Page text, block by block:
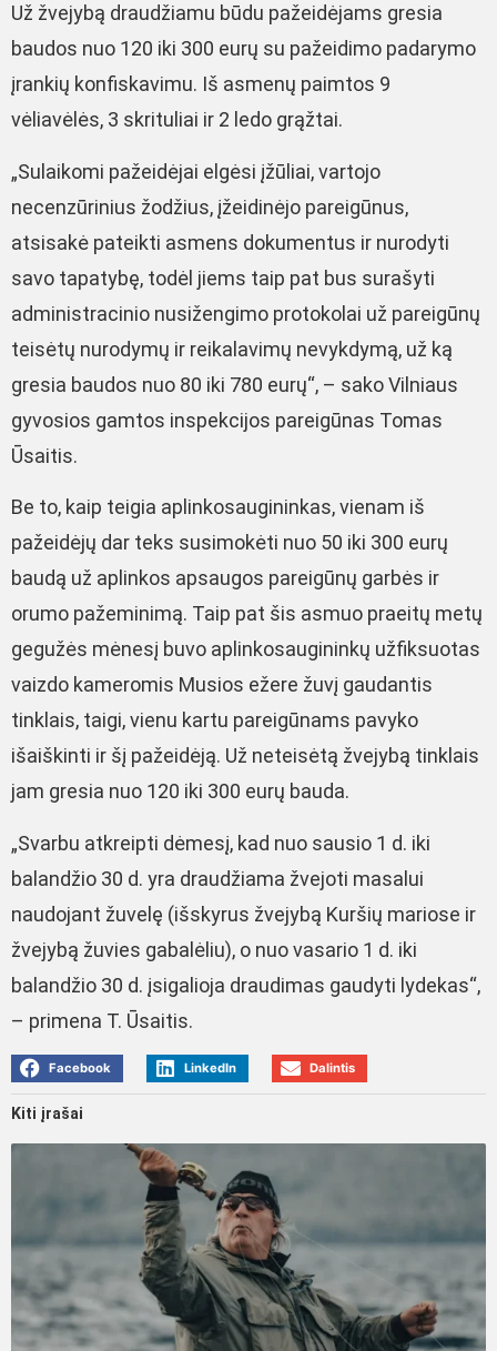
Už žvejybą draudžiamu būdu pažeidėjams gresia
baudos nuo 120 iki 300 eurų su pažeidimo padarymo
įrankių konfiskavimu. Iš asmenų paimtos 9
vėliavėlės, 3 skrituliai ir 2 ledo grąžtai.
„Sulaikomi pažeidėjai elgėsi įžūliai, vartojo
necenzūrinius žodžius, įžeidinėjo pareigūnus,
atsisakė pateikti asmens dokumentus ir nurodyti
savo tapatybę, todėl jiems taip pat bus surašyti
administracinio nusižengimo protokolai už pareigūnų
teisėtų nurodymų ir reikalavimų nevykdymą, už ką
gresia baudos nuo 80 iki 780 eurų“, – sako Vilniaus
gyvosios gamtos inspekcijos pareigūnas Tomas
Ūsaitis.
Be to, kaip teigia aplinkosaugininkas, vienam iš
pažeidėjų dar teks susimokėti nuo 50 iki 300 eurų
baudą už aplinkos apsaugos pareigūnų garbės ir
orumo pažeminimą. Taip pat šis asmuo praeitų metų
gegužės mėnesį buvo aplinkosaugininkų užfiksuotas
vaizdo kameromis Musios ežere žuvį gaudantis
tinklais, taigi, vienu kartu pareigūnams pavyko
išaiškinti ir šį pažeidėją. Už neteisėtą žvejybą tinklais
jam gresia nuo 120 iki 300 eurų bauda.
„Svarbu atkreipti dėmesį, kad nuo sausio 1 d. iki
balandžio 30 d. yra draudžiama žvejoti masalui
naudojant žuvelę (išskyrus žvejybą Kuršių mariose ir
žvejybą žuvies gabalėliu), o nuo vasario 1 d. iki
balandžio 30 d. įsigalioja draudimas gaudyti lydekas“,
– primena T. Ūsaitis.
Facebook LinkedIn Dalintis
Kiti įrašai